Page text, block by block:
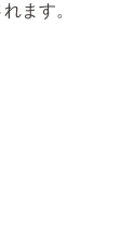
ます。